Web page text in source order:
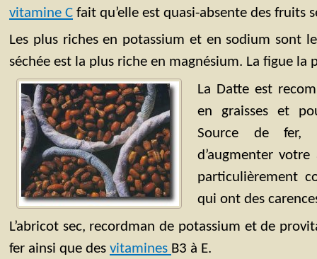
vitamine C fait qu’elle est quasi-absente des fruits
Les plus riches en potassium et en sodium sont
séchée est la plus riche en magnésium. La figue la
La Datte est
en graisses et
Source de fer,
d’augmenter
particulièrement
qui ont des
L’abricot sec, recordman de potassium et de
fer ainsi que des vitamines B3 à E.